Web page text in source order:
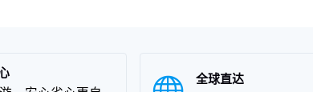
全球直达